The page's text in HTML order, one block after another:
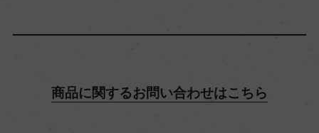
アルコール度数
商品に関するお問い合わせはこちら